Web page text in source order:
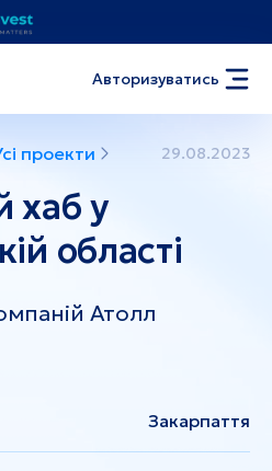
Авторизуватись
проекти 29.08.2023
хаб у
області
Атолл
Закарпаття